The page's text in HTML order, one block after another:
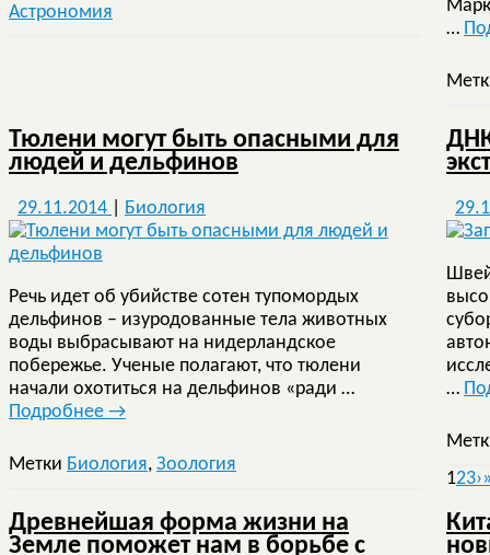
Астрономия
…
Тюлени могут быть опасными для
людей и дельфинов
29.11.2014 Биология
Речь идет об убийстве сотен тупомордых
дельфинов – изуродованные тела животных
воды выбрасывают на нидерландское
побережье. Ученые полагают, что тюлени
начали охотиться на дельфинов «ради …
Подробнее →
Метки Биология, Зоология
…
Древнейшая форма жизни на
Земле поможет нам в борьбе с
123›